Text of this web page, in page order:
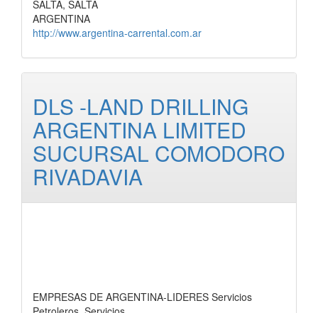
SALTA, SALTA
ARGENTINA
http://www.argentina-carrental.com.ar
DLS -LAND DRILLING
ARGENTINA LIMITED
SUCURSAL COMODORO
RIVADAVIA
EMPRESAS DE ARGENTINA-LIDERES Servicios